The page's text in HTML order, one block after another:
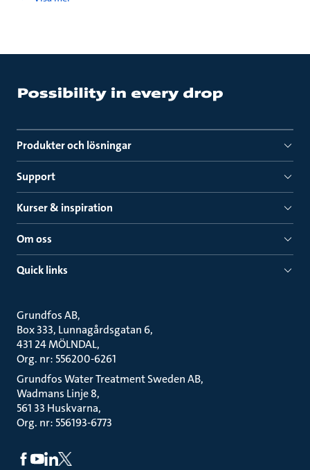
Produkter och lösningar
Support
Kurser & inspiration
Om oss
Quick links
Grundfos AB
Box 333, Lunnagårdsgatan 6
431 24 MÖLNDAL
Org. nr: 556200-6261
Grundfos Water Treatment Sweden AB
Wadmans Linje 8
561 33 Huskvarna
Org. nr: 556193-6773